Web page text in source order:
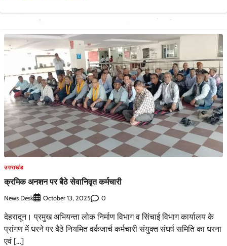
उत्तराखंड
क्रमिक अनशन पर बैठे सेवानिवृत कर्मचारी
News Desk October 13, 2025 0
देहरादून। प्रमुख अभियन्ता लोक निर्माण विभाग व सिंचाई विभाग कार्यालय के
प्रांगण में धरने पर बैठे नियमित वर्कजार्च कर्मचारी संयुक्त संघर्ष समिति का धरना
एवं […]